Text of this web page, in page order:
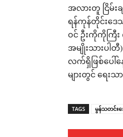
အလားတူ ငြိမ်း
ရန်ကုန်တိုင်းဒေ
ဝင် ဦးကိုကိုကြီး
အမျိုးသားပါတီ
လက်ရှိဖြစ်ပေါ်န
များတွင် ရေး
TAGS မွန်သတင်းအ